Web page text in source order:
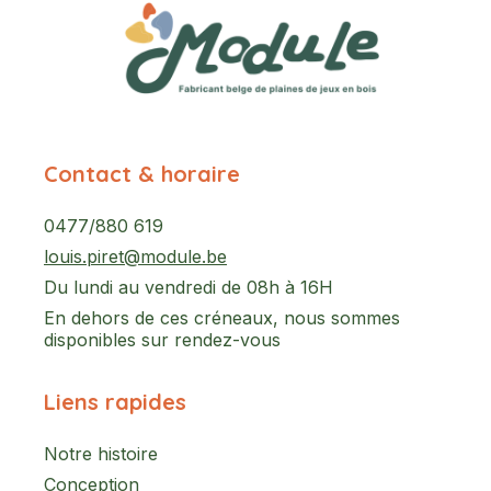
Contact & horaire
0477/880 619
louis.piret@module.be
Du lundi au vendredi de 08h à 16H
En dehors de ces créneaux, nous sommes
disponibles sur rendez-vous
Liens rapides
Notre histoire
Conception